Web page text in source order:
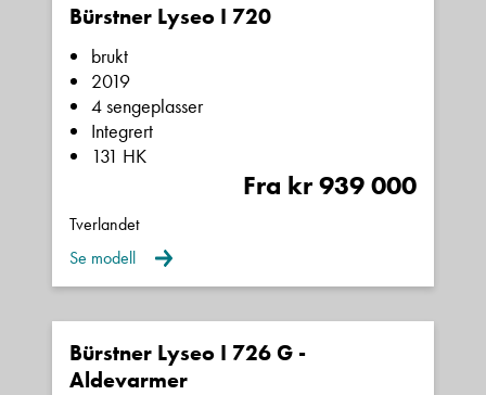
Denne siden er beskyttet av reCAPTCHA og Google
Personvernerklæring
Bürstner Lyseo I 720
brukt
2019
4 sengeplasser
Integrert
131 HK
Fra kr 939 000
Tverlandet
Se modell
Bürstner Lyseo I 726 G -
Aldevarmer